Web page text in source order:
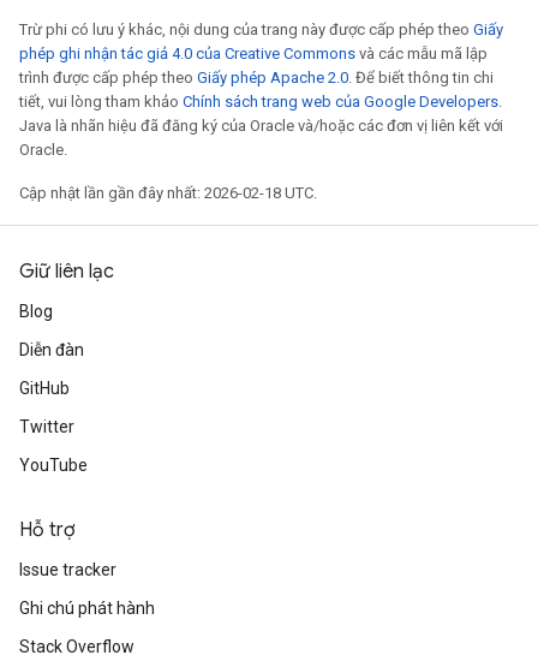
Trừ phi có lưu ý khác, nội dung của trang này được cấp phép theo Giấy
phép ghi nhận tác giả 4.0 của Creative Commons và các mẫu mã lập
trình được cấp phép theo Giấy phép Apache 2.0. Để biết thông tin chi
tiết, vui lòng tham khảo Chính sách trang web của Google Developers.
Java là nhãn hiệu đã đăng ký của Oracle và/hoặc các đơn vị liên kết với
Oracle.
Cập nhật lần gần đây nhất: 2026-02-18 UTC.
Giữ liên lạc
Blog
Diễn đàn
GitHub
Twitter
YouTube
Hỗ trợ
Issue tracker
Ghi chú phát hành
Stack Overflow